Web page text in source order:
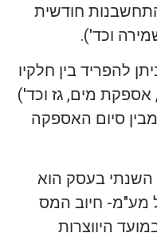
חודשית
וכד').
להפריד בין חלקיו
אספקת מים, גז וכד')
סיום האספקה
השנתי בעסק הוא
כולל מע"מ- חיוב המס
היווצרות